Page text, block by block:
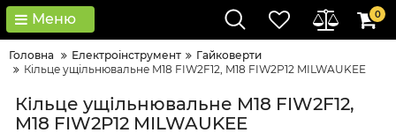
Меню 0
Головна Електроінструмент
Гайковерти
Кільце ущільнювальне M18 FIW2F12, M18 FIW2P12 MILWAUKEE
Кільце ущільнювальне M18 FIW2F12,
M18 FIW2P12 MILWAUKEE